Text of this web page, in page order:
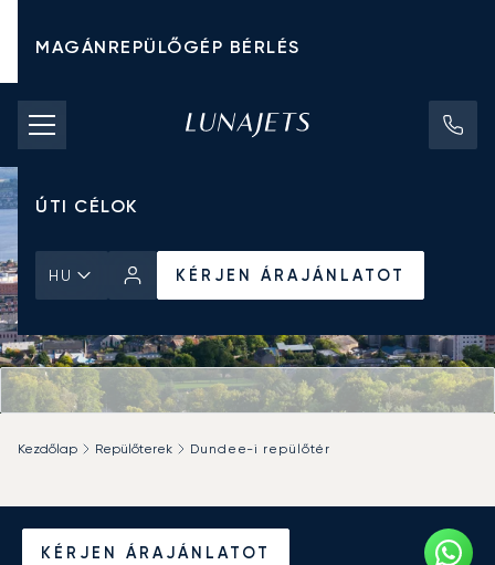
MAGÁNREPÜLŐGÉP BÉRLÉS
CHARTER ÁRAK
MAGÁNREPÜLŐGÉPEK
ÚTI CÉLOK
HU KÉRJEN ÁRAJÁNLATOT
KÉRJEN ÁRAJÁNLATOT
Kezdőlap Repülőterek Dundee-i repülőtér
Magánrepülőgép bérlése a